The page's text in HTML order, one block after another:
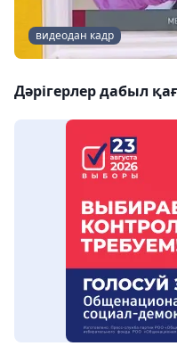
видеодан кадр
Дәрігерлер дабыл